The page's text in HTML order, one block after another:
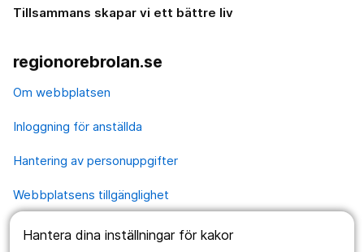
Hantera dina inställningar för kakor
Tillsammans skapar vi ett bättre liv
regionorebrolan.se
Om webbplatsen
Inloggning för anställda
Hantering av personuppgifter
Webbplatsens tillgänglighet
Våra webbplatser